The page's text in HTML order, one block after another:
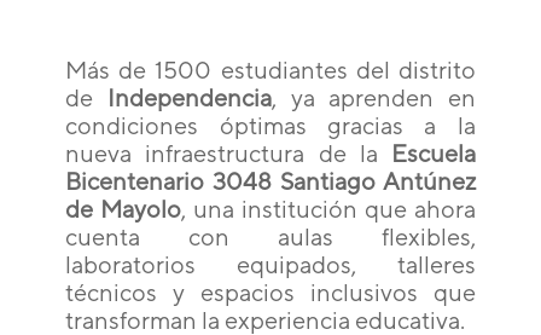
Más de 1500 estudiantes del distrito
de Independencia, ya aprenden en
condiciones óptimas gracias a la
nueva infraestructura de la
Escuela
Bicentenario 3048 Santiago Antúnez
de Mayolo, una institución que ahora
cuenta con aulas flexibles,
laboratorios equipados, talleres
técnicos y espacios inclusivos que
transforman la experiencia educativa.